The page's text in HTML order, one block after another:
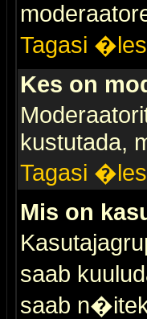
Tagasi �les
Kes on
kustutada,
Tagasi �les
Mis on
saab
saab